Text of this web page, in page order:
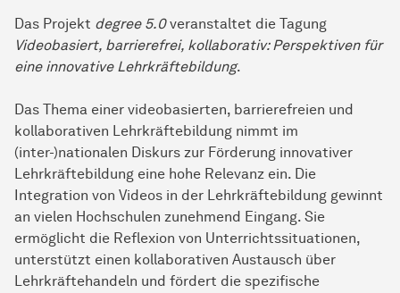
Das Projekt degree 5.0veranstaltet die Tagung
Videobasiert, barrierefrei, kollaborativ: Perspektiven für
eine innovative Lehrkräftebildung.
Das Thema einer videobasierten, barrierefreien und
kollaborativen Lehrkräftebildung nimmt im
(inter-)nationalen Diskurs zur Förderung innovativer
Lehrkräftebildung eine hohe Relevanz ein. Die
Integration von Videos in der Lehrkräftebildung gewinnt
an vielen Hochschulen zunehmend Eingang. Sie
ermöglicht die Reflexion von Unterrichtssituationen,
unterstützt einen kollaborativen Austausch über
Lehrkräftehandeln und fördert die spezifische